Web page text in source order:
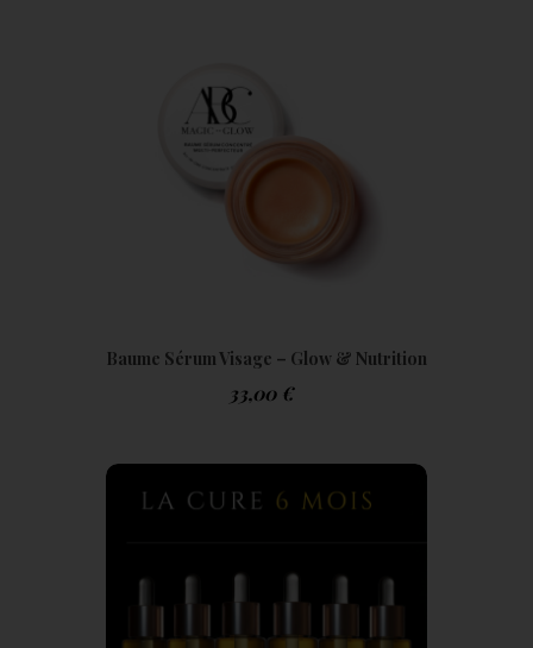
Baume Sérum Visage – Glow & Nutrition
Peau | ABC Magic Glow
33,00 €